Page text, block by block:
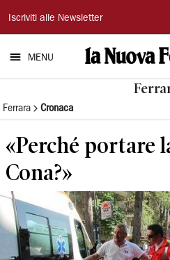
La
Nuova
Ferrara
Iscriviti alle Newsletter
MENU
Ferrara Cronaca
«Perché portare
Cona?»